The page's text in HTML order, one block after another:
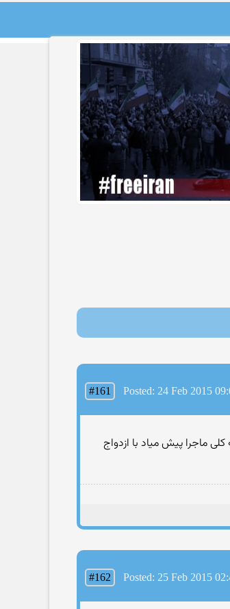
#161 Posted: 24 Feb 2015
ماجرا پیش میاد با ازدواج
#162 Posted: 25 Feb 2015